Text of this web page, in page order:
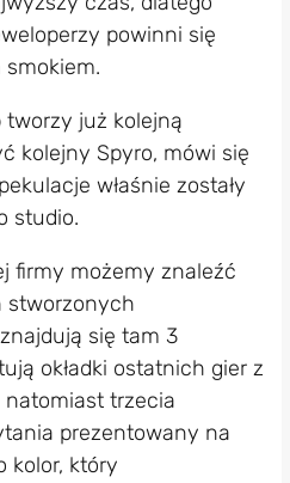
powinni się
tworzy już kolejną
kolejny Spyro, mówi się
właśnie zostały
studio.
firmy możemy znaleźć
stworzonych
się tam 3
okładki ostatnich gier z
natomiast trzecia
prezentowany na
kolor, który